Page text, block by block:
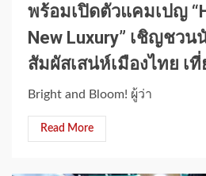
พร้อมเปิดตัวแคมเปญ
New Luxury” เชิญชวน
สัมผัสเสน่ห์เมืองไทย เ
Bright and Bloom! ผู้ว่า
Read More